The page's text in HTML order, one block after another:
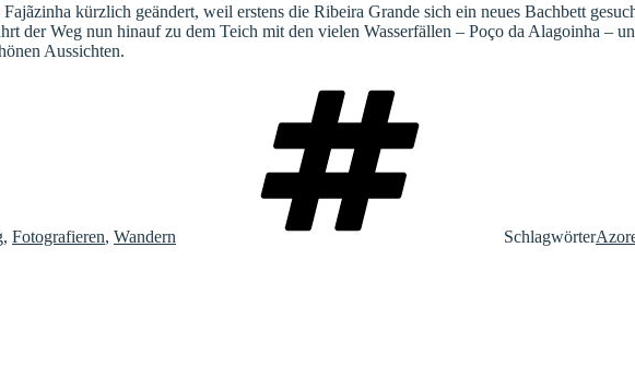
kürzlich geändert, weil erstens die Ribeira Grande sich ein neues Bachbett
der Weg nun hinauf zu dem Teich mit den vielen Wasserfällen – Poço da Alagoinha –
Aussichten.
, Fotografieren, Wandern Schlagwörter